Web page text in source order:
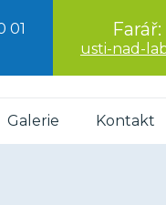
01
Farář:
usti-nad-
Galerie Kontakt